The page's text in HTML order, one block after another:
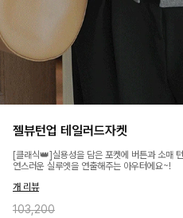
젤뷰턴업 테일러드자켓
[클래식👑]실용성을 담은 포켓에 버튼과 소매
연스러운 실루엣을 연출해주는 아우터에요~!
개 리뷰
103,200